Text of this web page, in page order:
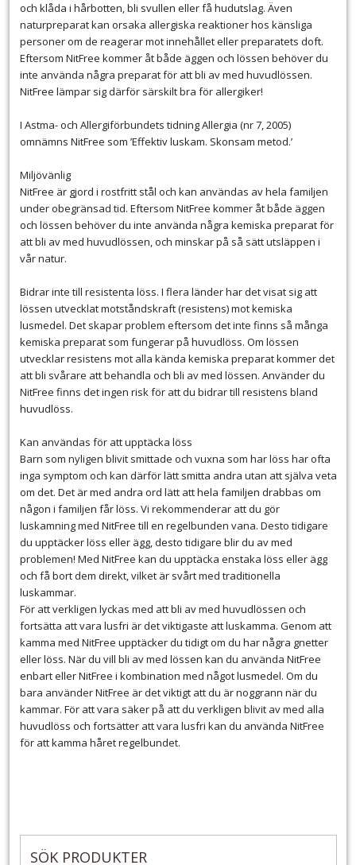
och klåda i hårbotten, bli svullen eller få hudutslag. Även
naturpreparat kan orsaka allergiska reaktioner hos känsliga
personer om de reagerar mot innehållet eller preparatets doft.
Eftersom NitFree kommer åt både äggen och lössen behöver du
inte använda några preparat för att bli av med huvudlössen.
NitFree lämpar sig därför särskilt bra för allergiker!
I Astma- och Allergiförbundets tidning Allergia (nr 7, 2005)
omnämns NitFree som ’Effektiv luskam. Skonsam metod.’
Miljövänlig
NitFree är gjord i rostfritt stål och kan användas av hela familjen
under obegränsad tid. Eftersom NitFree kommer åt både äggen
och lössen behöver du inte använda några kemiska preparat för
att bli av med huvudlössen, och minskar på så sätt utsläppen i
vår natur.
Bidrar inte till resistenta löss. I flera länder har det visat sig att
lössen utvecklat motståndskraft (resistens) mot kemiska
lusmedel. Det skapar problem eftersom det inte finns så många
kemiska preparat som fungerar på huvudlöss. Om lössen
utvecklar resistens mot alla kända kemiska preparat kommer det
att bli svårare att behandla och bli av med lössen. Använder du
NitFree finns det ingen risk för att du bidrar till resistens bland
huvudlöss.
Kan användas för att upptäcka löss
Barn som nyligen blivit smittade och vuxna som har löss har ofta
inga symptom och kan därför lätt smitta andra utan att själva veta
om det. Det är med andra ord lätt att hela familjen drabbas om
någon i familjen får löss. Vi rekommenderar att du gör
luskamning med NitFree till en regelbunden vana. Desto tidigare
du upptäcker löss eller ägg, desto tidigare blir du av med
problemen! Med NitFree kan du upptäcka enstaka löss eller ägg
och få bort dem direkt, vilket är svårt med traditionella
luskammar.
För att verkligen lyckas med att bli av med huvudlössen och
fortsätta att vara lusfri är det viktigaste att luskamma. Genom att
kamma med NitFree upptäcker du tidigt om du har några gnetter
eller löss. När du vill bli av med lössen kan du använda NitFree
enbart eller NitFree i kombination med något lusmedel. Om du
bara använder NitFree är det viktigt att du är noggrann när du
kammar. För att vara säker på att du verkligen blivit av med alla
huvudlöss och fortsätter att vara lusfri kan du använda NitFree
för att kamma håret regelbundet.
SÖK PRODUKTER